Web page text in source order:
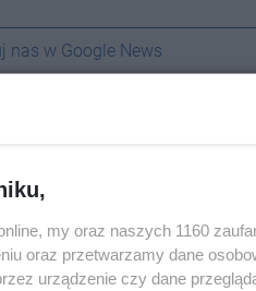
nas w Google News
my oraz naszych 1160
oraz przetwarzamy dane
urządzenie czy dane